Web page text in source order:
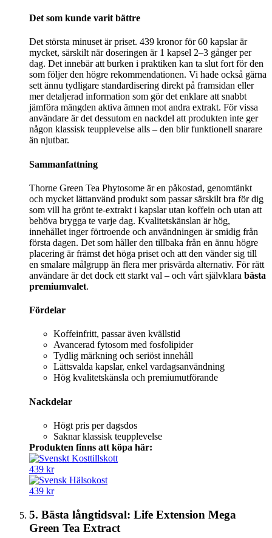
Det som kunde varit bättre
Det största minuset är priset. 439 kronor för 60 kapslar är
mycket, särskilt när doseringen är 1 kapsel 2–3 gånger per
dag. Det innebär att burken i praktiken kan ta slut fort för den
som följer den högre rekommendationen. Vi hade också gärna
sett ännu tydligare standardisering direkt på framsidan eller
mer detaljerad information som gör det enklare att snabbt
jämföra mängden aktiva ämnen mot andra extrakt. För vissa
användare är det dessutom en nackdel att produkten inte ger
någon klassisk teupplevelse alls – den blir funktionell snarare
än njutbar.
Sammanfattning
Thorne Green Tea Phytosome är en påkostad, genomtänkt
och mycket lättanvänd produkt som passar särskilt bra för dig
som vill ha grönt te-extrakt i kapslar utan koffein och utan att
behöva brygga te varje dag. Kvalitetskänslan är hög,
innehållet inger förtroende och användningen är smidig från
första dagen. Det som håller den tillbaka från en ännu högre
placering är främst det höga priset och att den vänder sig till
en smalare målgrupp än flera mer prisvärda alternativ. För rätt
användare är det dock ett starkt val – och vårt självklara bästa
premiumvalet.
Fördelar
Koffeinfritt, passar även kvällstid
Avancerad fytosom med fosfolipider
Tydlig märkning och seriöst innehåll
Lättsvalda kapslar, enkel vardagsanvändning
Hög kvalitetskänsla och premiumutförande
Nackdelar
Högt pris per dagsdos
Saknar klassisk teupplevelse
Produkten finns att köpa här:
439 kr
439 kr
5. Bästa långtidsval: Life Extension Mega
Green Tea Extract